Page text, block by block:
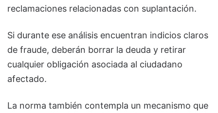
reclamaciones relacionadas con suplantación.
Si durante ese análisis encuentran indicios claros
de fraude, deberán borrar la deuda y retirar
cualquier obligación asociada al ciudadano
afectado.
La norma también contempla un mecanismo que